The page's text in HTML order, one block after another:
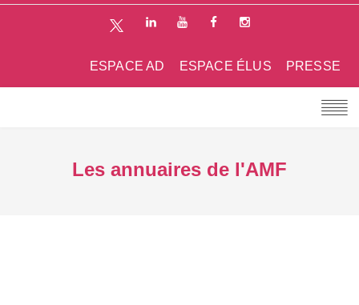
PRESSE
ESPACE ÉLUS
ESPACE AD
Les annuaires de l'AMF